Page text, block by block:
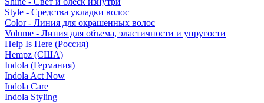
Style - Средства укладки волос
Color - Линия для окрашенных волос
Volume - Линия для объема, эластичности и упругости
Help Is Here (Россия)
Hempz (США)
Indola (Германия)
Indola Act Now
Indola Care
Indola Styling